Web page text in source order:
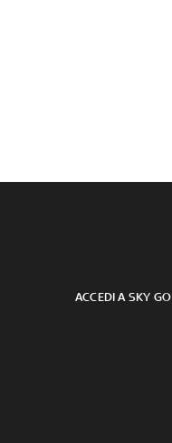
ACCEDI A SKY GO